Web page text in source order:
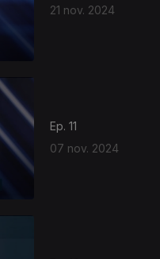
21 nov. 2024
Ep. 11
07 nov. 2024